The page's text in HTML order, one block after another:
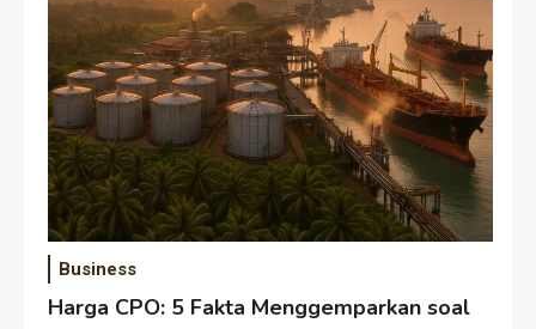
Business
Harga CPO: 5 Fakta Menggemparkan soal